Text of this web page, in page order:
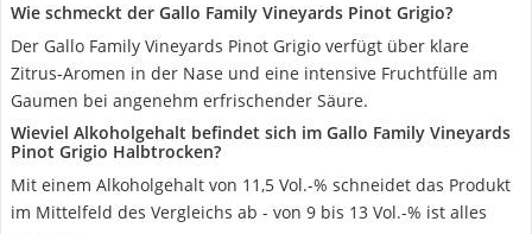
Wie schmeckt der Gallo Family Vineyards Pinot Grigio?
Der Gallo Family Vineyards Pinot Grigio verfügt über klare
Zitrus-Aromen in der Nase und eine intensive Fruchtfülle am
Gaumen bei angenehm erfrischender Säure.
Wieviel Alkoholgehalt befindet sich im Gallo Family Vineyards
Pinot Grigio Halbtrocken?
Mit einem Alkoholgehalt von 11,5 Vol.-% schneidet das Produkt
im Mittelfeld des Vergleichs ab - von 9 bis 13 Vol.-% ist alles